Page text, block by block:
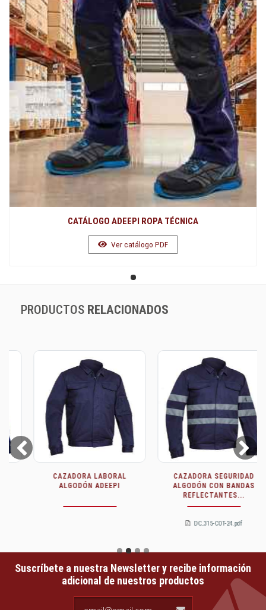
CATÁLOGO ADEEPI ROPA TÉCNICA
Ver catálogo PDF
PRODUCTOS RELACIONADOS
Prev
CAZADORA LABORAL
ALGODÓN ADEEPI
CAZADORA SEGURIDAD
ALGODÓN CON BANDAS
REFLECTANTES...
DC_315-COT-24.pdf
Next
Suscríbete a nuestra Newsletter y recibe información
adicional de nuestros productos